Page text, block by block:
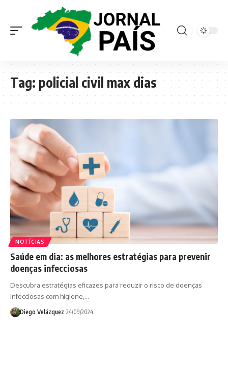
Tag: policial civil max dias
NOTÍCIAS
Saúde em dia: as melhores estratégias para prevenir
doenças infecciosas
Descubra estratégias eficazes para reduzir o risco de doenças
infecciosas com higiene,…
Diego Velázquez 24/09/2024